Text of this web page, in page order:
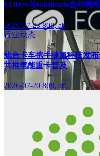
EODev与Baudouin合作推
2026-07-23808, ab
行业动态
载合卡车携手捷氢科技发
共推氢能重卡普及
2026-07-20 808, ab